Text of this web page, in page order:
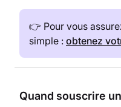
👉 Pour vous
simple : obtenez
Quand souscrire